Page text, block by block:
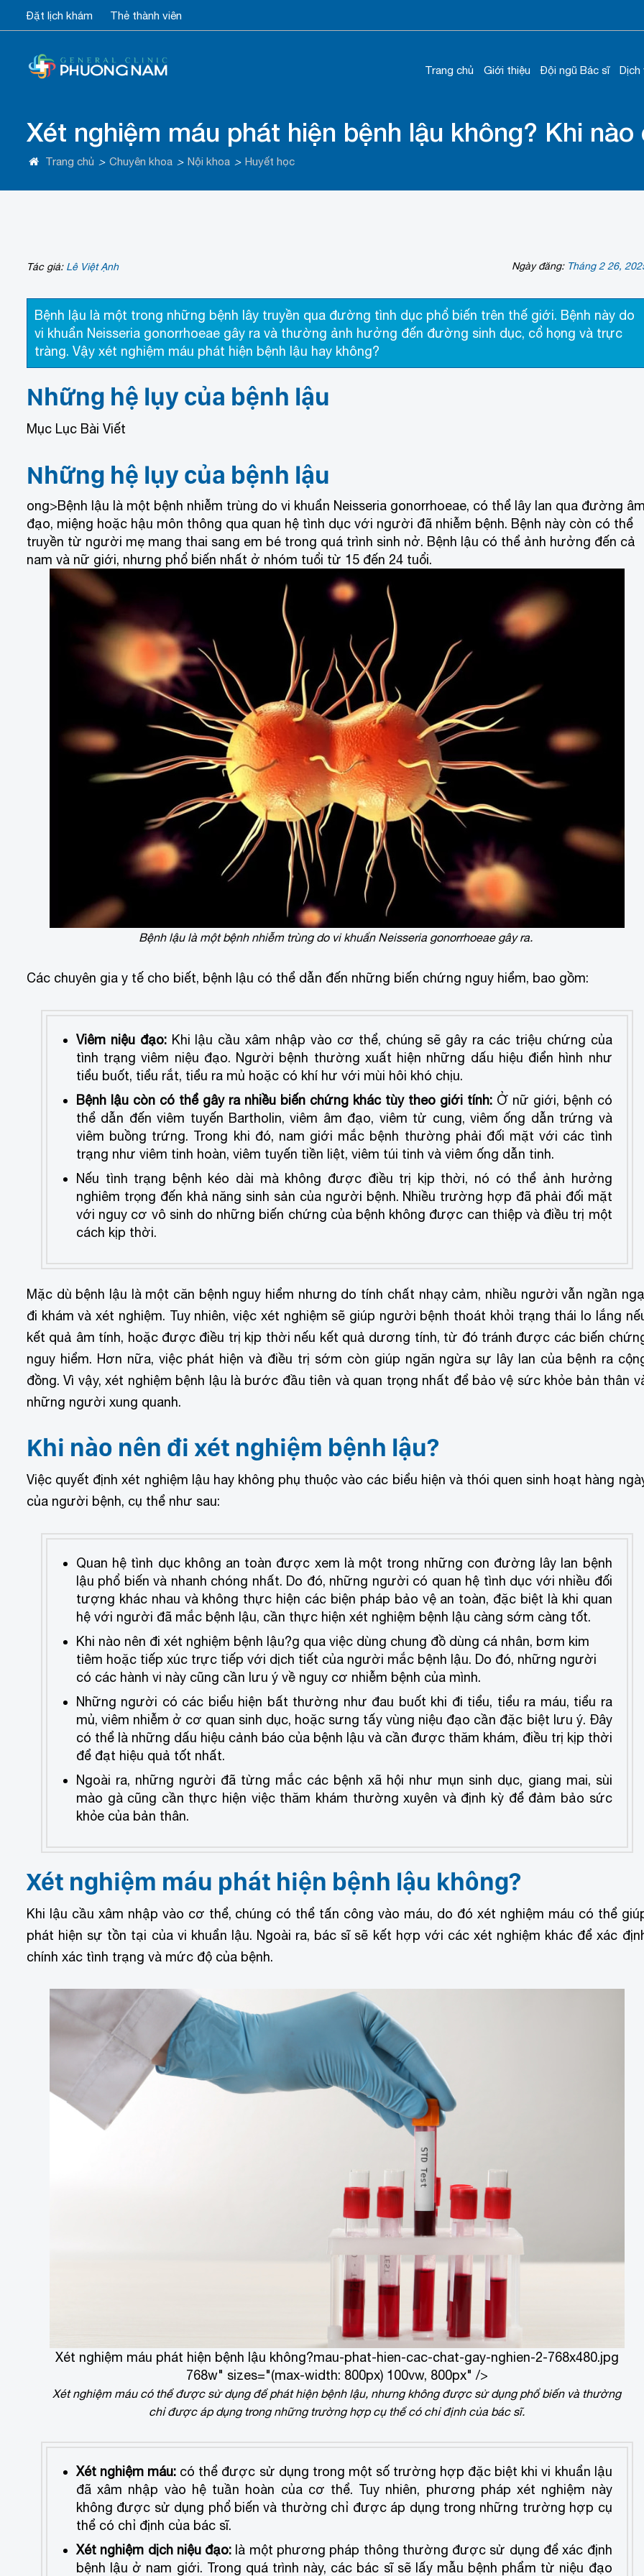
Đặt lịch khám Thẻ thành viên
Trang chủ Giới thiệu Đội ngũ Bác sĩ Dịch
Xét nghiệm máu phát hiện bệnh lậu không? Khi
Trang chủ > Chuyên khoa > Nội khoa > Huyết học
Tác giả: Lê Việt Ạnh Ngày đăng: Tháng 2 26,
Bệnh lậu là một trong những bệnh lây truyền qua đường tình dục phổ biến trên thế giới. Bệnh này do
vi khuẩn Neisseria gonorrhoeae gây ra và thường ảnh hưởng đến đường sinh dục, cổ họng và trực
tràng. Vậy xét nghiệm máu phát hiện bệnh lậu hay không?
Những hệ lụy của bệnh lậu
Mục Lục Bài Viết
Những hệ lụy của bệnh lậu
ong>Bệnh lậu là một bệnh nhiễm trùng do vi khuẩn Neisseria gonorrhoeae, có thể lây lan qua đường
đạo, miệng hoặc hậu môn thông qua quan hệ tình dục với người đã nhiễm bệnh. Bệnh này còn có thể
truyền từ người mẹ mang thai sang em bé trong quá trình sinh nở. Bệnh lậu có thể ảnh hưởng đến cả
nam và nữ giới, nhưng phổ biến nhất ở nhóm tuổi từ 15 đến 24 tuổi.
Bệnh lậu là một bệnh nhiễm trùng do vi khuẩn Neisseria gonorrhoeae gây ra.
Các chuyên gia y tế cho biết, bệnh lậu có thể dẫn đến những biến chứng nguy hiểm, bao gồm:
Viêm niệu đạo:Khi lậu cầu xâm nhập vào cơ thể, chúng sẽ gây ra các triệu chứng của
tình trạng viêm niệu đạo. Người bệnh thường xuất hiện những dấu hiệu điển hình như
tiểu buốt, tiểu rắt, tiểu ra mủ hoặc có khí hư với mùi hôi khó chịu.
Bệnh lậu còn có thể gây ra nhiều biến chứng khác tùy theo giới tính:Ở nữ giới, bệnh có
thể dẫn đến viêm tuyến Bartholin, viêm âm đạo, viêm tử cung, viêm ống dẫn trứng và
viêm buồng trứng. Trong khi đó, nam giới mắc bệnh thường phải đối mặt với các tình
trạng như viêm tinh hoàn, viêm tuyến tiền liệt, viêm túi tinh và viêm ống dẫn tinh.
Nếu tình trạng bệnh kéo dài mà không được điều trị kịp thời, nó có thể ảnh hưởng
nghiêm trọng đến khả năng sinh sản của người bệnh. Nhiều trường hợp đã phải đối mặt
với nguy cơ vô sinh do những biến chứng của bệnh không được can thiệp và điều trị một
cách kịp thời.
Mặc dù bệnh lậu là một căn bệnh nguy hiểm nhưng do tính chất nhạy cảm, nhiều người vẫn ngần
đi khám và xét nghiệm. Tuy nhiên, việc xét nghiệm sẽ giúp người bệnh thoát khỏi trạng thái lo lắng
kết quả âm tính, hoặc được điều trị kịp thời nếu kết quả dương tính, từ đó tránh được các biến
nguy hiểm. Hơn nữa, việc phát hiện và điều trị sớm còn giúp ngăn ngừa sự lây lan của bệnh ra
đồng. Vì vậy, xét nghiệm bệnh lậu là bước đầu tiên và quan trọng nhất để bảo vệ sức khỏe bản thân
những người xung quanh.
Khi nào nên đi xét nghiệm bệnh lậu?
Việc quyết định xét nghiệm lậu hay không phụ thuộc vào các biểu hiện và thói quen sinh hoạt hàng
của người bệnh, cụ thể như sau:
Quan hệ tình dục không an toàn được xem là một trong những con đường lây lan bệnh
lậu phổ biến và nhanh chóng nhất. Do đó, những người có quan hệ tình dục với nhiều đối
tượng khác nhau và không thực hiện các biện pháp bảo vệ an toàn, đặc biệt là khi quan
hệ với người đã mắc bệnh lậu, cần thực hiện xét nghiệm bệnh lậu càng sớm càng tốt.
Khi nào nên đi xét nghiệm bệnh lậu?g qua việc dùng chung đồ dùng cá nhân, bơm kim
tiêm hoặc tiếp xúc trực tiếp với dịch tiết của người mắc bệnh lậu. Do đó, những người
có các hành vi này cũng cần lưu ý về nguy cơ nhiễm bệnh của mình.
Những người có các biểu hiện bất thường như đau buốt khi đi tiểu, tiểu ra máu, tiểu ra
mủ, viêm nhiễm ở cơ quan sinh dục, hoặc sưng tấy vùng niệu đạo cần đặc biệt lưu ý. Đây
có thể là những dấu hiệu cảnh báo của bệnh lậu và cần được thăm khám, điều trị kịp thời
để đạt hiệu quả tốt nhất.
Ngoài ra, những người đã từng mắc các bệnh xã hội như mụn sinh dục, giang mai, sùi
mào gà cũng cần thực hiện việc thăm khám thường xuyên và định kỳ để đảm bảo sức
khỏe của bản thân.
Xét nghiệm máu phát hiện bệnh lậu không?
Khi lậu cầu xâm nhập vào cơ thể, chúng có thể tấn công vào máu, do đó xét nghiệm máu có thể
phát hiện sự tồn tại của vi khuẩn lậu. Ngoài ra, bác sĩ sẽ kết hợp với các xét nghiệm khác để xác
chính xác tình trạng và mức độ của bệnh.
Xét nghiệm máu phát hiện bệnh lậu không?mau-phat-hien-cac-chat-gay-nghien-2-768x480.jpg
768w" sizes="(max-width: 800px) 100vw, 800px" />
Xét nghiệm máu có thể được sử dụng để phát hiện bệnh lậu, nhưng không được sử dụng phổ biến và thường
chỉ được áp dụng trong những trường hợp cụ thể có chỉ định của bác sĩ.
Xét nghiệm máu: có thể được sử dụng trong một số trường hợp đặc biệt khi vi khuẩn lậu
đã xâm nhập vào hệ tuần hoàn của cơ thể. Tuy nhiên, phương pháp xét nghiệm này
không được sử dụng phổ biến và thường chỉ được áp dụng trong những trường hợp cụ
thể có chỉ định của bác sĩ.
Xét nghiệm dịch niệu đạo: là một phương pháp thông thường được sử dụng để xác định
bệnh lậu ở nam giới. Trong quá trình này, các bác sĩ sẽ lấy mẫu bệnh phẩm từ niệu đạo